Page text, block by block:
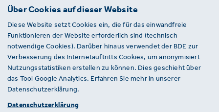
BDE
Entsorgungs-, Wasser- und
Kreislaufwirtschaft e. V.
Von-der-Heydt-Straße 2
D 10785 Berlin
Sie haben einen Fehler auf unserer Website
gefunden? Ihnen ist ein defekter Link
aufgefallen? Wir freuen uns über Ihren
Über Cookies auf dieser Website
Diese Website setzt Cookies ein, die für das einwandfreie
Funktionieren der Website erforderlich sind (technisch
notwendige Cookies). Darüber hinaus verwendet der BDE zur
Verbesserung des Internetauftritts Cookies, um anonymisiert
Nutzungsstatistiken erstellen zu können. Dies geschieht über
das Tool Google Analytics. Erfahren Sie mehr in unserer
Datenschutzerklärung.
Datenschutzerklärung